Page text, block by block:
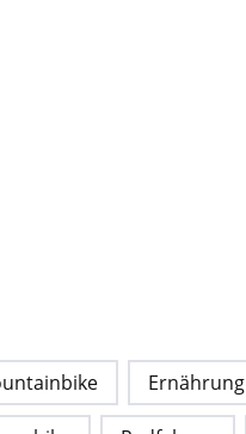
Ernährung